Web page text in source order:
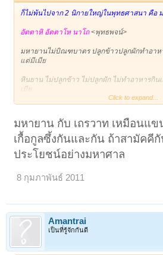
ก็ไม่พ้นไปจาก 2 นิกายใหญ่ในพุทธศาสนา คือ
อัตตาหิ อัตตาโห นาโถ<พุทธพจน์>
มหายานไม่บิณฑบาตร ปลูกข้าวปลูกผักทำอาห
แต่มีเมีย
หินยาน ไม่ปลูกข้าว ไม่ปลูกผัก ไม่ทำอาหารกิ
เมีย
พุทธ ส่วนหินยานว่าเป็นพระชาติสุดท้ายของพร
นะ)
จะเห็นว่ามันไม่ตรงกัน ผมว่าต้องมีฝ่ายหนึ่งฝ่า
Click to expand...
มหายาน กับ เถรวาท เหมือนแ
เกื้อกูลซึ้งกันและกัน ถ้าสามัคคี
ประโยชน์อย่างมหาศาล
8 กุมภาพันธ์ 2011
Amantrai
เป็นที่รู้จักกันดี